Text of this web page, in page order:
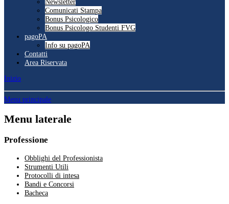
Comunicati Stampa
Bonus Psicologico
Bonus Psicologo Studenti FVG
pagoPA
Info su pagoPA
Contatti
Area Riservata
Inizio
Menu principale
Menu laterale
Professione
Obblighi del Professionista
Strumenti Utili
Protocolli di intesa
Bandi e Concorsi
Bacheca